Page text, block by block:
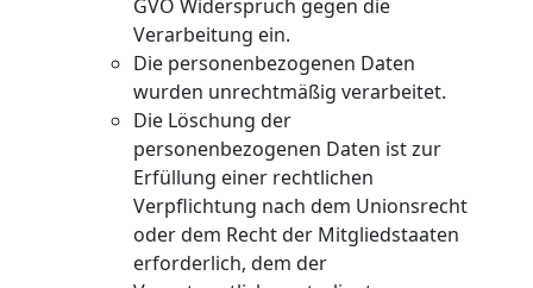
GVO Widerspruch gegen die
Verarbeitung ein.
Die personenbezogenen Daten
wurden unrechtmäßig verarbeitet.
Die Löschung der
personenbezogenen Daten ist zur
Erfüllung einer rechtlichen
Verpflichtung nach dem Unionsrecht
oder dem Recht der Mitgliedstaaten
erforderlich, dem der